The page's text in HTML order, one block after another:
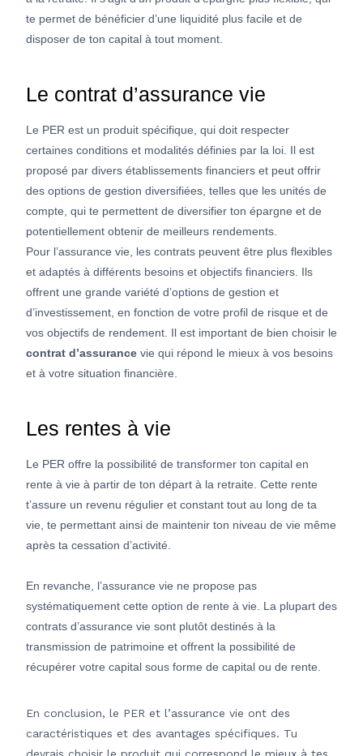
te permet de bénéficier d’une liquidité plus facile et de
disposer de ton capital à tout moment.
Le contrat d’assurance vie
Le PER est un produit spécifique, qui doit respecter
certaines conditions et modalités définies par la loi. Il est
proposé par divers établissements financiers et peut offrir
des options de gestion diversifiées, telles que les unités de
compte, qui te permettent de diversifier ton épargne et de
potentiellement obtenir de meilleurs rendements.
Pour l’assurance vie, les contrats peuvent être plus flexibles
et adaptés à différents besoins et objectifs financiers. Ils
offrent une grande variété d’options de gestion et
d’investissement, en fonction de votre profil de risque et de
vos objectifs de rendement. Il est important de bien choisir le
contrat d’assurance vie qui répond le mieux à vos besoins
et à votre situation financière.
Les rentes à vie
Le PER offre la possibilité de transformer ton capital en
rente à vie à partir de ton départ à la retraite. Cette rente
t’assure un revenu régulier et constant tout au long de ta
vie, te permettant ainsi de maintenir ton niveau de vie même
après ta cessation d’activité.
En revanche, l’assurance vie ne propose pas
systématiquement cette option de rente à vie. La plupart des
contrats d’assurance vie sont plutôt destinés à la
transmission de patrimoine et offrent la possibilité de
récupérer votre capital sous forme de capital ou de rente.
En conclusion, le PER et l’assurance vie ont des
caractéristiques et des avantages spécifiques. Tu
devrais choisir le produit qui correspond le mieux à tes